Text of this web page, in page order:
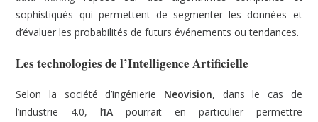
sophistiqués qui permettent de segmenter les données et
d’évaluer les probabilités de futurs événements ou tendances.
Les technologies de l’Intelligence Artificielle
Selon la société d’ingénierie Neovision, dans le cas de
l’industrie 4.0, l’IA pourrait en particulier permettre